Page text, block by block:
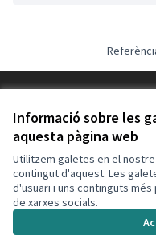
Informació sobre les
aquesta pàgina web
Utilitzem galetes en el
contingut d'aquest. Les
d'usuari i uns continguts
de xarxes socials.
Configuració de les galetes
Decidim Calafell a X
(Enllaç extern)
Decidim Calafell a
(Enllaç extern)
Decidim Calafell a
(Enllaç extern)
Decidim
(Enllaç extern)
(Enllaç extern)programari lliure